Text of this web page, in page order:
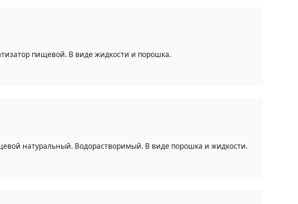
пищевой. В виде жидкости и порошка.
натуральный. Водорастворимый. В виде порошка и жидкости.